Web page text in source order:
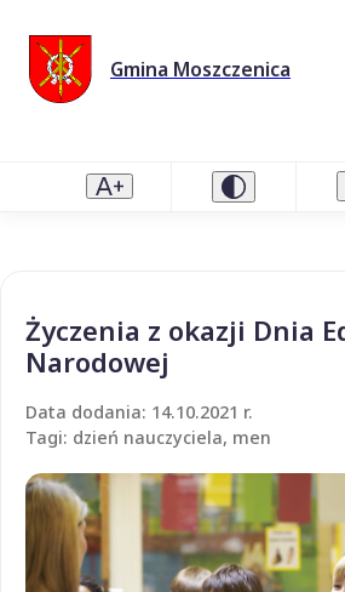
Gmina Moszczenica
Życzenia z okazji Dnia
Narodowej
Data dodania: 14.10.2021 r.
Tagi: dzień nauczyciela, men